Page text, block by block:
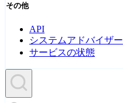
その他
API
システムアドバイザー
サービスの状態